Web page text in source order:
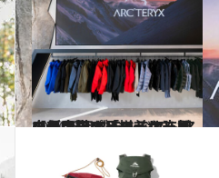
2024.12.7
【新宿駅の目の前！】国内最大級の品揃えに、初のコンシェルジュサービスも。フィールドの玄関口を目指す「アークテリクス 新宿ブランドストア 」がオープン
ライフスタイル